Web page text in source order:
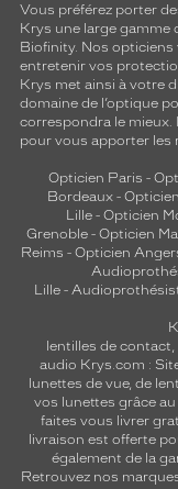
Vous préférez porter
Krys une large gamme
Biofinity. Nos
entretenir vos
Krys met ainsi à votre
domaine de l’optique
correspondra le
pour vous apporter les
Opticien Paris -
Bordeaux-
Lille - Opticien
Grenoble - Opticien
Reims - Opticien
Lille-
lentilles de contact,
audio Krys.com :
lunettes de vue, de
vos lunettes grâce
faites vous livrer
livraison est offerte
également de la
Retrouvez nos